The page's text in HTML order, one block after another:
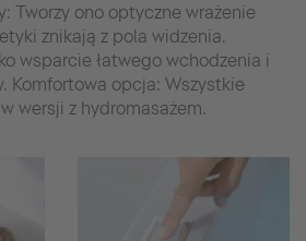
Tworzy ono optyczne wrażenie
znikają z pola widzenia.
wsparcie łatwego wchodzenia i
Komfortowa opcja: Wszystkie
wersji z hydromasażem.